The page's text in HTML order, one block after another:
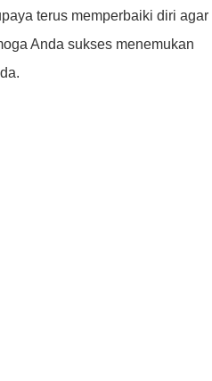
terus memperbaiki diri agar
Anda sukses menemukan